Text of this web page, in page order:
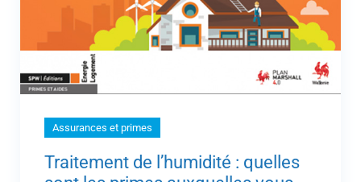
Assurances et primes
Traitement de l’humidité : quelles